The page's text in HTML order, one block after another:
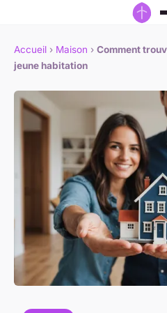
Accueil › Maison › Comment
jeune habitation